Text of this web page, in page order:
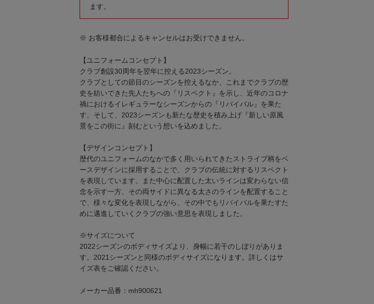
ます。
※ お客様都合によるキャンセルはお受けできません。
【ユニフォームコンセプト】
クラブ創設30周年を翌年に控える2023シーズン。
クラブとしての節目のシーズンを控えるなか、これまでクラブの歴
史を紡いできた先人たちへの『リスペクト』を示し、近年のコロナ
禍におけるイレギュラーなシーズンからの『リバイバル』を果た
す。そして、2023シーズンも新たな歴史を積み上げ『新しい原風
景をこの街に』刻むという想いを込めました。
【デザインコンセプト】
歴代のユニフォームのなかで多く用いられてきたストライプ柄をベ
ースデザインに採用することで、クラブの伝統に対するリスペクト
を表現しています。また中心に配置した太いラインは変わらない信
念を示す一方、その両サイドに異なる太さのラインを配置すること
で、様々な変化を表現しながら、その中でもリバイバルを果たすた
めに邁進していくクラブの強い意思を表現しました。
※サイズについて
2022シーズンのボディサイズより、身幅に若干のしぼりがありま
す。2021シーズンと同様のボディサイズになります。詳しくはサ
イズ表をご確認ください。
メーカー品番：mh900621